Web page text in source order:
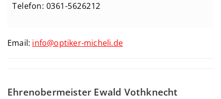
Telefon: 0361-5626212
Email: info@optiker-micheli.de
Ehrenobermeister Ewald Vothknecht